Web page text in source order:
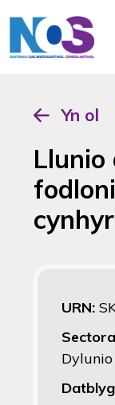
Yn ol
Llunio
URN: